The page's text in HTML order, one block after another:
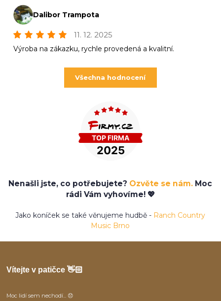
Dalibor Trampota
11. 12. 2025
Výroba na zákazku, rychle provedená a kvalitní.
Všechna hodnocení
Nenašli jste, co potřebujete? Ozvěte se nám. Moc
rádi Vám vyhovíme! 💖
Jako koníček se také věnujeme hudbě - Ranch Country
Music Brno
Vítejte v patičce 👋🏻
Moc lidí sem nechodí... 😞